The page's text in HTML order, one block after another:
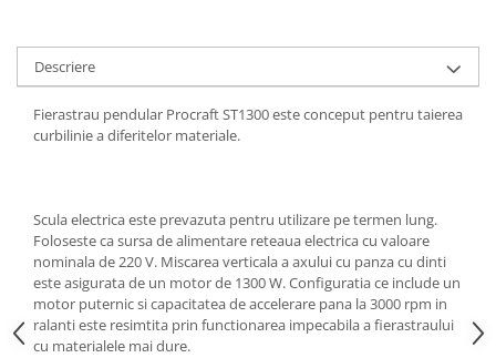
Incubatoare, oparitoare si
deplumatoare
Echipamente pentru animale
Tarcuri animale
Semanatori
Masini batut stalpi si accesorii
Roabe & accesorii
Descriere
Fierastrau pendular Procraft ST1300 este conceput pentru taierea
curbilinie a diferitelor materiale.
Scula electrica este prevazuta pentru utilizare pe termen lung.
Foloseste ca sursa de alimentare reteaua electrica cu valoare
nominala de 220 V. Miscarea verticala a axului cu panza cu dinti
este asigurata de un motor de 1300 W. Configuratia ce include un
motor puternic si capacitatea de accelerare pana la 3000 rpm in
ralanti este resimtita prin functionarea impecabila a fierastraului
cu materialele mai dure.